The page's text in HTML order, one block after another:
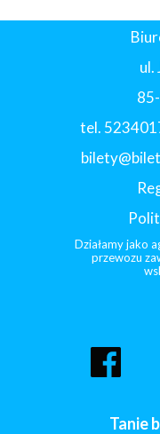
Tanie
ul.
tel.
Działamy jako
przewozu